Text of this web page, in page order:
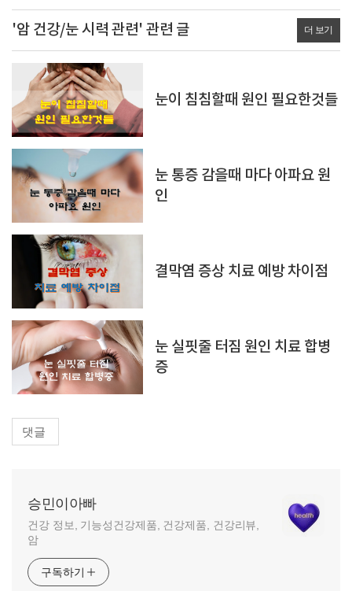
'암 건강/눈 시력 관련' 관련 글 더 보기
눈이 침침할때 원인 필요한것들
눈 통증 감을때 마다 아파요 원
인
결막염 증상 치료 예방 차이점
눈 실핏줄 터짐 원인 치료 합병
증
댓글
승민이아빠
건강 정보, 기능성건강제품, 건강제품, 건강리뷰,
암
구독하기